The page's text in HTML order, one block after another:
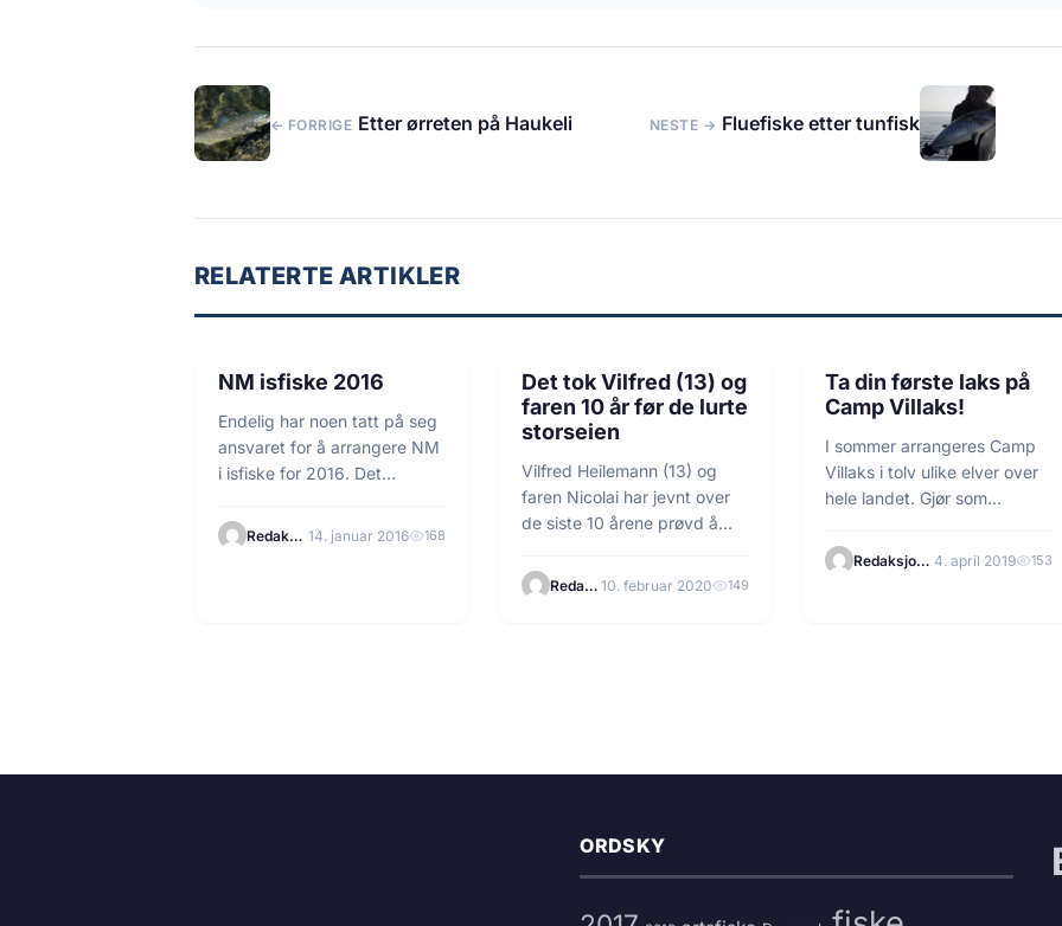
← FORRIGE Etter ørreten på Haukeli NESTE → Fluefiske etter tunfisk
RELATERTE ARTIKLER
FISKE
1 min lesetid
NM isfiske 2016
Endelig har noen tatt på seg
ansvaret for å arrangere NM
i isfiske for 2016. Det…
Redaksjonen 14. januar 2016 168
FISKE
1 min lesetid
Det tok Vilfred (13) og
faren 10 år før de lurte
storseien
Vilfred Heilemann (13) og
faren Nicolai har jevnt over
de siste 10 årene prøvd å
Redaksjonen 10. februar 2020 149
LAKSEFISKE
1 min lesetid
Ta din første laks på
Camp Villaks!
I sommer arrangeres Camp
Villaks i tolv ulike elver over
hele landet. Gjør som
Redaksjonen 4. april 2019 153
ORDSKY